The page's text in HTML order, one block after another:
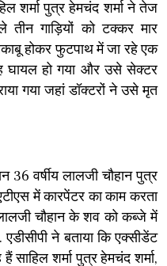
शर्मा पुत्र हेमचंद शर्मा ने तेज
तीन गाड़ियों को टक्कर मार
होकर फुटपाथ में जा रहे एक
घायल हो गया और उसे सेक्टर
गया जहां डॉक्टरों ने उसे मृत
36 वर्षीय लालजी चौहान पुत्र
में कारपेंटर का काम करता
चौहान के शव को कब्जे में
ने बताया कि एक्सीडेंट
साहिल शर्मा पुत्र हेमचंद शर्मा,